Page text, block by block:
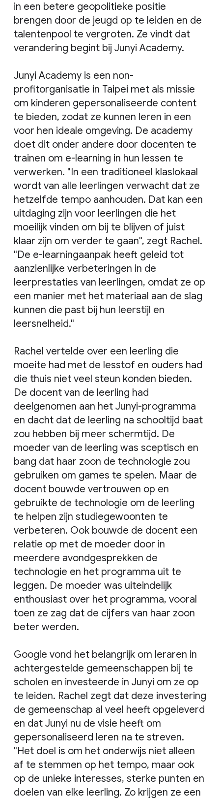
in een betere geopolitieke positie
brengen door de jeugd op te leiden en de
talentenpool te vergroten. Ze vindt dat
verandering begint bij Junyi Academy.
Junyi Academy is een non-
profitorganisatie in Taipei met als missie
om kinderen gepersonaliseerde content
te bieden, zodat ze kunnen leren in een
voor hen ideale omgeving. De academy
doet dit onder andere door docenten te
trainen om e-learning in hun lessen te
verwerken. "In een traditioneel klaslokaal
wordt van alle leerlingen verwacht dat ze
hetzelfde tempo aanhouden. Dat kan een
uitdaging zijn voor leerlingen die het
moeilijk vinden om bij te blijven of juist
klaar zijn om verder te gaan", zegt Rachel.
"De e-learningaanpak heeft geleid tot
aanzienlijke verbeteringen in de
leerprestaties van leerlingen, omdat ze op
een manier met het materiaal aan de slag
kunnen die past bij hun leerstijl en
leersnelheid."
Rachel vertelde over een leerling die
moeite had met de lesstof en ouders had
die thuis niet veel steun konden bieden.
De docent van de leerling had
deelgenomen aan het Junyi-programma
en dacht dat de leerling na schooltijd baat
zou hebben bij meer schermtijd. De
moeder van de leerling was sceptisch en
bang dat haar zoon de technologie zou
gebruiken om games te spelen. Maar de
docent bouwde vertrouwen op en
gebruikte de technologie om de leerling
te helpen zijn studiegewoonten te
verbeteren. Ook bouwde de docent een
relatie op met de moeder door in
meerdere avondgesprekken de
technologie en het programma uit te
leggen. De moeder was uiteindelijk
enthousiast over het programma, vooral
toen ze zag dat de cijfers van haar zoon
beter werden.
Google vond het belangrijk om leraren in
achtergestelde gemeenschappen bij te
scholen en investeerde in Junyi om ze op
te leiden. Rachel zegt dat deze investering
de gemeenschap al veel heeft opgeleverd
en dat Junyi nu de visie heeft om
gepersonaliseerd leren na te streven.
"Het doel is om het onderwijs niet alleen
af te stemmen op het tempo, maar ook
op de unieke interesses, sterke punten en
doelen van elke leerling. Zo krijgen ze een